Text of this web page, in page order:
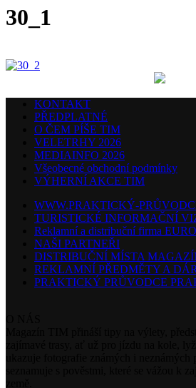
30_1
KONTAKT
PŘEDPLATNÉ
O ČEM PÍŠE TIM
VELETRHY 2026
MEDIAINFO 2026
Všeobecné obchodní podmínky
VÝHERNÍ AKCE TIM
WWW.PRAKTICKÝ-
TURISTICKÉ INFORMAČNÍ
Reklamní a distribuční firma
NAŠI PARTNEŘI
DISTRIBUČNÍ MÍSTA
REKLAMNÍ PŘEDMĚTY A
PRAKTICKÝ PRŮVODCE